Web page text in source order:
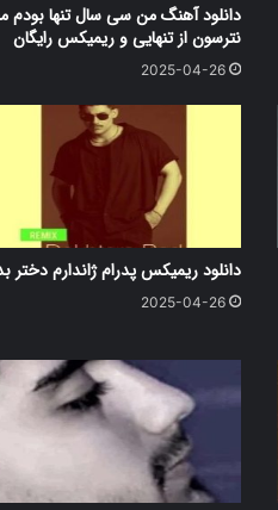
دانلود آهنگ من سی سال تنها بودم
نترسون از تنهایی و ریمیکس رایگان
2025-04-26
دانلود ریمیکس پدرام ژاندارم دختر
2025-04-26